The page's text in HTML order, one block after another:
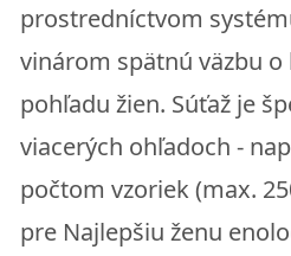
prostredníctvom
vinárom spätnú väzbu o
pohľadu žien. Súťaž je
viacerých ohľadoch -
počtom vzoriek (max.
pre Najlepšiu ženu